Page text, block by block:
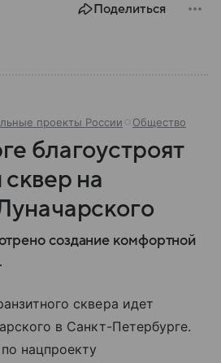
Поделиться
проекты России Общество
благоустроят
на
создание комфортной
сквера идет
в Санкт-Петербурге.
нацпроекту